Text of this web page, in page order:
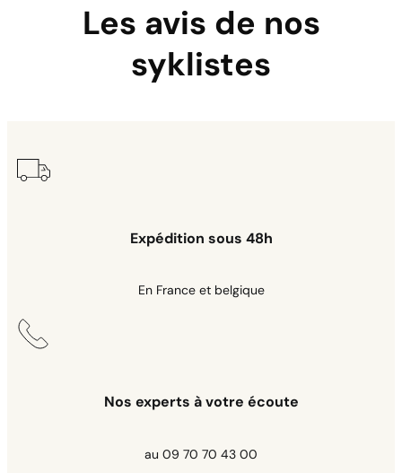
Les avis de nos
syklistes
Expédition sous 48h
En France et belgique
Nos experts à votre écoute
au 09 70 70 43 00